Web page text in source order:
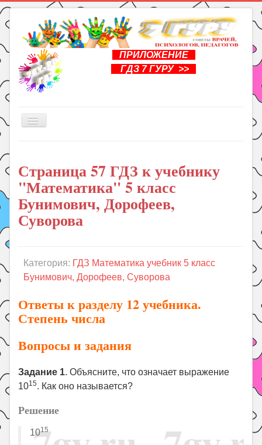
ПРИЛОЖЕНИЕ
ГДЗ 7 ГУРУ >>
Включить/
Книги
Рукоделие
Подготовка к школе
Уроки
Праздники
Летом!
Страница 57 ГДЗ к учебнику
"Математика" 5 класс
Бунимович, Дорофеев,
Суворова
Категория: ГДЗ Математика учебник 5 класс
Бунимович, Дорофеев, Суворова
Ответы к разделу 12 учебника.
Степень числа
Вопросы и задания
Задание 1. Объясните, что означает выражение
1015. Как оно называется?
Решение
1015